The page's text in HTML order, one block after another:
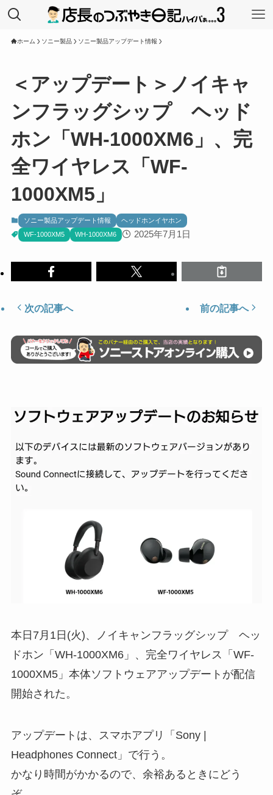
ホーム ソニー製品 ソニー製品アップデート情報
＜アップデート＞ノイキャ
ンフラッグシップ ヘッド
ホン「WH-1000XM6」、完
全ワイヤレス「WF-
1000XM5」
ソニー製品アップデート情報
ヘッドホンイヤホン
WF-1000XM5
WH-1000XM6 2025年7月1日
次の記事へ 前の記事へ
本日7月1日(火)、ノイキャンフラッグシップ ヘッ
ドホン「WH-1000XM6」、完全ワイヤレス「WF-
1000XM5」本体ソフトウェアアップデートが配信
開始された。
アップデートは、スマホアプリ「Sony |
Headphones Connect」で行う。
かなり時間がかかるので、余裕あるときにどう